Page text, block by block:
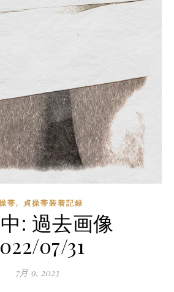
帯, 貞操帯装着記録
: 過去画像
07/31
7月 9, 2023